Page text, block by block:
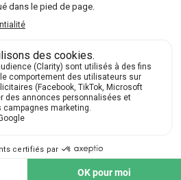
sur le programme
6ème 🇮🇹
programme d’EPS en
2